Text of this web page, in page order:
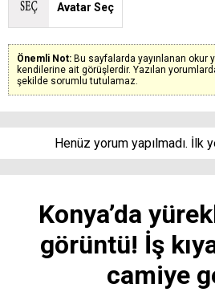
Avatar Seç
Önemli Not: Bu sayfalarda yayınlanan okur
kendilerine ait görüşlerdir. Yazılan
şekilde sorumlu tutulamaz.
Henüz yorum yapılmadı. İlk
Konya’da
görüntü! İş
camiye